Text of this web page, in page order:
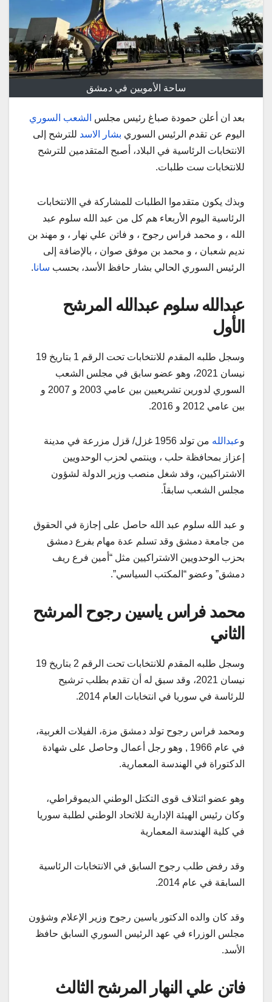
ساحة الأمويين في دمشق
بعد ان أعلن حمودة صباغ رئيس مجلس الشعب السوري
اليوم عن تقدم الرئيس السوري بشار الاسد للترشح إلى
الانتخابات الرئاسية في البلاد، أصبح المتقدمين للترشح
للانتخابات ست طلبات.
وبذك يكون متقدموا الطلبات للمشاركة في االانتخابات
الرئاسية اليوم الأربعاء هم كل من عبد الله سلوم عبد
الله ، و محمد فراس رجوح ، و فاتن علي نهار ، و مهند بن
نديم شعبان ، و محمد بن موفق صوان ، بالإضافة إلى
الرئيس السوري الحالي بشار حافظ الأسد، بحسب سانا.
عبدالله سلوم عبدالله المرشح
الأول
وسجل طلبه المقدم للانتخابات تحت الرقم 1 بتاريخ 19
نيسان 2021، وهو عضو سابق في مجلس الشعب
السوري لدورين تشريعيين بين عامي 2003 و 2007 و
بين عامي 2012 و 2016.
وعبدالله
من تولد 1956 غزل/ قزل مزرعة في مدينة
إعزاز بمحافظة حلب ، وينتمي لحزب الوحدويين
الاشتراكيين، وقد شغل منصب وزير الدولة لشؤون
مجلس الشعب سابقاً.
و عبد الله سلوم عبد الله حاصل على إجازة في الحقوق
من جامعة دمشق وقد تسلم عدة مهام بفرع دمشق
بحزب الوحدويين الاشتراكيين مثل “أمين فرع ريف
دمشق” وعضو “المكتب السياسي”.
محمد فراس ياسين رجوح المرشح
الثاني
وسجل طلبه المقدم للانتخابات تحت الرقم 2 بتاريخ 19
نيسان 2021، وقد سبق له أن تقدم بطلب ترشيح
للرئاسة في سوريا في انتخابات العام 2014.
ومحمد فراس رجوح تولد دمشق مزة، الفيلات الغربية،
في عام 1966 , وهو رجل أعمال وحاصل على شهادة
الدكتوراة في الهندسة المعمارية.
وهو عضو ائتلاف قوى التكتل الوطني الديموقراطي،
وكان رئيس الهيئة الإدارية للاتحاد الوطني لطلبة سوريا
في كلية الهندسة المعمارية
وقد رفض طلب رجوح السابق في الانتخابات الرئاسية
السابقة في عام 2014.
وقد كان والده الدكتور ياسين رجوح وزير الإعلام وشؤون
مجلس الوزراء في عهد الرئيس السوري السابق حافظ
الأسد.
فاتن علي النهار المرشح الثالث